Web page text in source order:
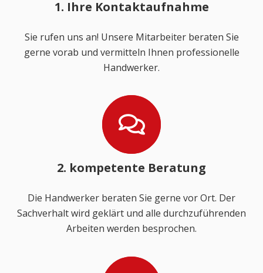
1. Ihre Kontaktaufnahme
Sie rufen uns an! Unsere Mitarbeiter beraten Sie
gerne vorab und vermitteln Ihnen professionelle
Handwerker.
2. kompetente Beratung
Die Handwerker beraten Sie gerne vor Ort. Der
Sachverhalt wird geklärt und alle durchzuführenden
Arbeiten werden besprochen.